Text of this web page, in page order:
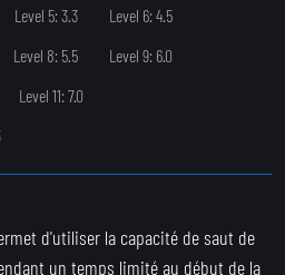
Level 5: 3.3
Level 6: 4.5
Level 8: 5.5
Level 9: 6.0
Level 11: 7.0
d'utiliser la capacité de saut de
un temps limité au début de la